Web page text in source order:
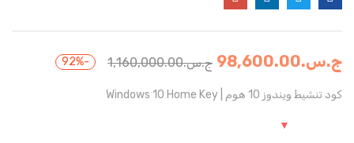
تذكرنى
تسجيل الدخول
كلمة مرور مفقودة؟
ج.س.98,600.00 ج.س.1,160,000.00
-92%
كود تنشيط ويندوز 10 هوم | Windows 10 Home Key